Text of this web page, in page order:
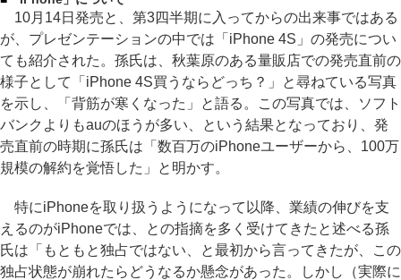
10月14日発売と、第3四半期に入ってからの出来事ではある
が、プレゼンテーションの中では「iPhone 4S」の発売につい
ても紹介された。孫氏は、秋葉原のある量販店での発売直前の
様子として「iPhone 4S買うならどっち？」と尋ねている写真
を示し、「背筋が寒くなった」と語る。この写真では、ソフト
バンクよりもauのほうが多い、という結果となっており、発
売直前の時期に孫氏は「数百万のiPhoneユーザーから、100万
規模の解約を覚悟した」と明かす。
特にiPhoneを取り扱うようになって以降、業績の伸びを支
えるのがiPhoneでは、との指摘を多く受けてきたと述べる孫
氏は「もともと独占ではない、と最初から言ってきたが、この
独占状態が崩れたらどうなるか懸念があった。しかし（実際に